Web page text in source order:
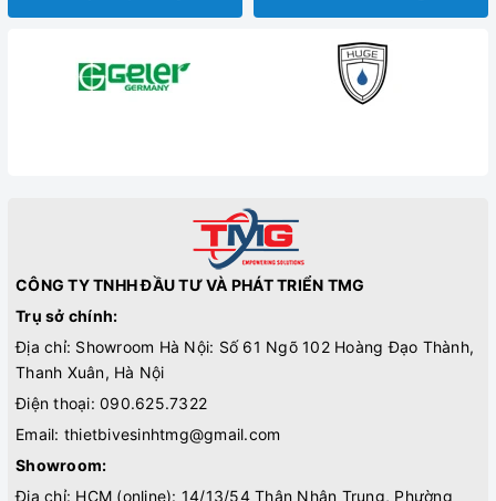
CÔNG TY TNHH ĐẦU TƯ VÀ PHÁT TRIỂN TMG
Trụ sở chính:
Địa chỉ: Showroom Hà Nội: Số 61 Ngõ 102 Hoàng Đạo Thành,
Thanh Xuân, Hà Nội
Điện thoại: 090.625.7322
Email: thietbivesinhtmg@gmail.com
Showroom:
Địa chỉ: HCM (online): 14/13/54 Thân Nhân Trung, Phường